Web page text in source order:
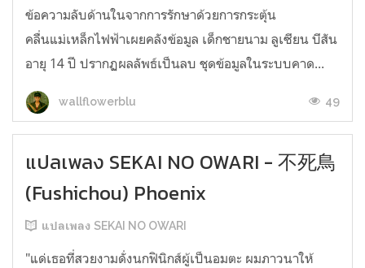
ข้อความลับด้านในจากการรักษาด้วยการกระตุ้น
คลื่นแม่เหล็กไฟฟ้าเผยคลังข้อมูล เด็กชายนาม ลูเซียน บีสัน
อายุ 14 ปี ปรากฏผลลัพธ์เป็นลบ ชุดข้อมูลในระบบคาด...
wallflowerblu 49
แปลเพลง SEKAI NO OWARI - 不死鳥
(Fushichou) Phoenix
แปลเพลง SEKAI NO OWARI
"แด่เธอที่สวยงามดั่งนกฟินิกส์ผู้เป็นอมตะ ผมภาวนาให้